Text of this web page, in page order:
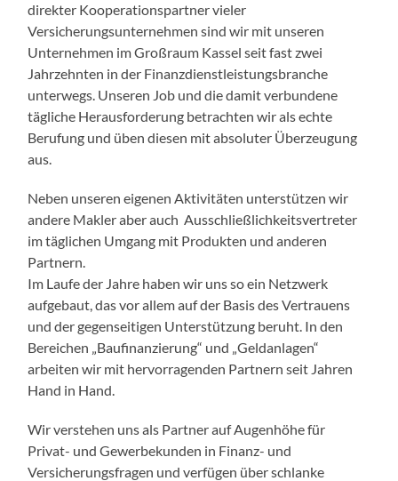
direkter Kooperationspartner vieler
Versicherungsunternehmen sind wir mit unseren
Unternehmen im Großraum Kassel seit fast zwei
Jahrzehnten in der Finanzdienstleistungsbranche
unterwegs. Unseren Job und die damit verbundene
tägliche Herausforderung betrachten wir als echte
Berufung und üben diesen mit absoluter Überzeugung
aus.
Neben unseren eigenen Aktivitäten unterstützen wir
andere Makler aber auch Ausschließlichkeitsvertreter
im täglichen Umgang mit Produkten und anderen
Partnern.
Im Laufe der Jahre haben wir uns so ein Netzwerk
aufgebaut, das vor allem auf der Basis des Vertrauens
und der gegenseitigen Unterstützung beruht. In den
Bereichen „Baufinanzierung“ und „Geldanlagen“
arbeiten wir mit hervorragenden Partnern seit Jahren
Hand in Hand.
Wir verstehen uns als Partner auf Augenhöhe für
Privat- und Gewerbekunden in Finanz- und
Versicherungsfragen und verfügen über schlanke